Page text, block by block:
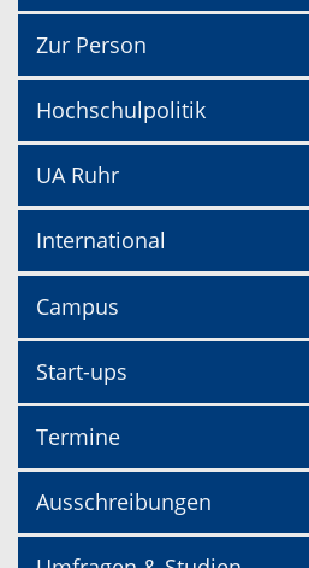
Zur Person
Hochschulpolitik
UA Ruhr
International
Campus
Start-ups
Termine
Ausschreibungen